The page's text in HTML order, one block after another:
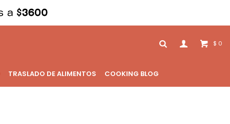
TRASLADO DE ALIMENTOS COOKING BLOG
$ 0